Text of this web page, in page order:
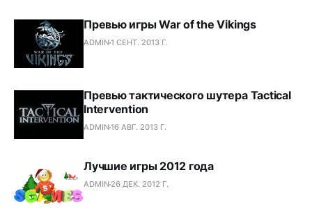
Превью игры War of the Vikings
ADMIN1 СЕНТ. 2013 Г.
Превью тактического шутера Tactical
Intervention
ADMIN16 АВГ. 2013 Г.
Лучшие игры 2012 года
ADMIN 26 ДЕК. 2012 Г.